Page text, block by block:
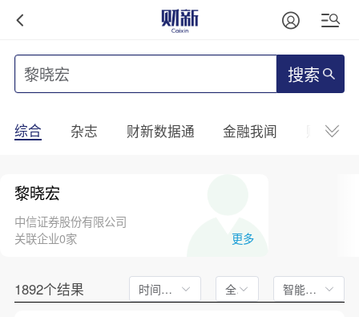
搜索
综合 杂志 财新数据通 金融我闻 财新
黎晓宏
中信证券股份有限公司
关联企业0家
更多
1892个结果 时间不限 全文 智能排序